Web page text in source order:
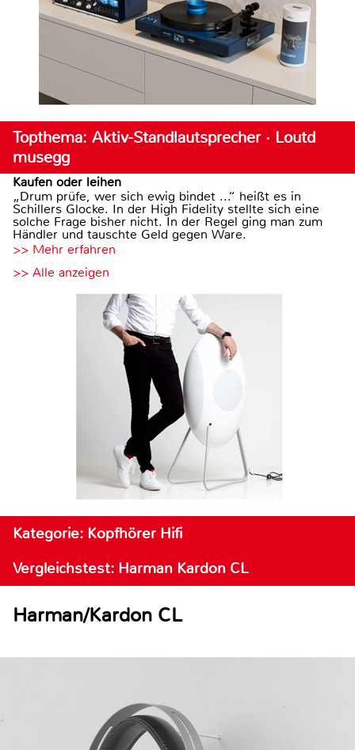
Topthema: Aktiv-Standlautsprecher · Loutd
musegg
Kaufen oder leihen
„Drum prüfe, wer sich ewig bindet ...“ heißt es in
Schillers Glocke. In der High Fidelity stellte sich eine
solche Frage bisher nicht. In der Regel ging man zum
Händler und tauschte Geld gegen Ware.
>> Mehr erfahren
>> Alle anzeigen
Kategorie: Kopfhörer Hifi
Vergleichstest: Harman Kardon CL
Harman/Kardon CL